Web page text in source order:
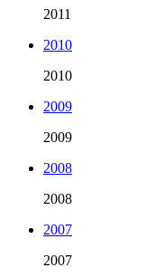
2011
2010
2010
2009
2009
2008
2008
2007
2007